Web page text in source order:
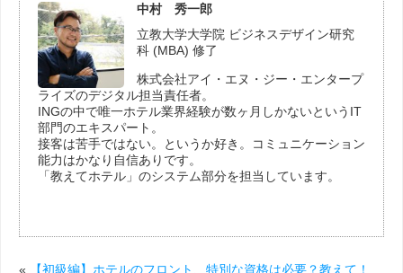
中村 秀一郎
立教大学大学院 ビジネスデザイン研究
科 (MBA) 修了
株式会社アイ・エヌ・ジー・エンタープ
ライズのデジタル担当責任者。
INGの中で唯一ホテル業界経験が数ヶ月しかないというIT
部門のエキスパート。
接客は苦手ではない。というか好き。コミュニケーション
能力はかなり自信ありです。
「教えてホテル」のシステム部分を担当しています。
« 【初級編】ホテルのフロント、特別な資格は必要？教えて！